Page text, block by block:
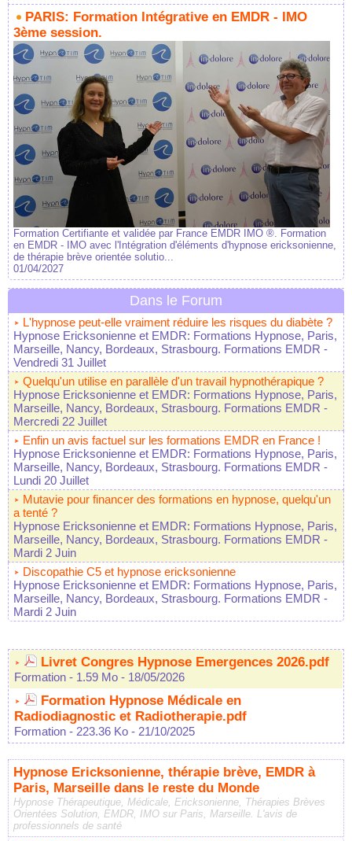
PARIS: Formation Intégrative en EMDR - IMO
3ème session.
Formation Certifiante et validée par France EMDR IMO ®. Formation
en EMDR - IMO avec l'Intégration d'éléments d'hypnose ericksonienne,
de thérapie brève orientée solutio...
01/04/2027
Dans le Forum
L'hypnose peut-elle vraiment réduire les risques du diabète ?
Hypnose Ericksonienne et EMDR: Formations Hypnose, Paris,
Marseille, Nancy, Bordeaux, Strasbourg. Formations EMDR -
Vendredi 31 Juillet
Quelqu'un utilise en parallèle d'un travail hypnothérapique ?
Hypnose Ericksonienne et EMDR: Formations Hypnose, Paris,
Marseille, Nancy, Bordeaux, Strasbourg. Formations EMDR -
Mercredi 22 Juillet
Enfin un avis factuel sur les formations EMDR en France !
Hypnose Ericksonienne et EMDR: Formations Hypnose, Paris,
Marseille, Nancy, Bordeaux, Strasbourg. Formations EMDR -
Lundi 20 Juillet
Mutavie pour financer des formations en hypnose, quelqu'un
a tenté ?
Hypnose Ericksonienne et EMDR: Formations Hypnose, Paris,
Marseille, Nancy, Bordeaux, Strasbourg. Formations EMDR -
Mardi 2 Juin
Discopathie C5 et hypnose ericksonienne
Hypnose Ericksonienne et EMDR: Formations Hypnose, Paris,
Marseille, Nancy, Bordeaux, Strasbourg. Formations EMDR -
Mardi 2 Juin
Livret Congres Hypnose Emergences 2026.pdf
Formation - 1.59 Mo - 18/05/2026
Formation Hypnose Médicale en
Radiodiagnostic et Radiotherapie.pdf
Formation - 223.36 Ko - 21/10/2025
Hypnose Ericksonienne, thérapie brève, EMDR à
Paris, Marseille dans le reste du Monde
Hypnose Thérapeutique, Médicale, Ericksonienne, Thérapies Brèves
Orientées Solution, EMDR, IMO sur Paris, Marseille. L'avis de
professionnels de santé